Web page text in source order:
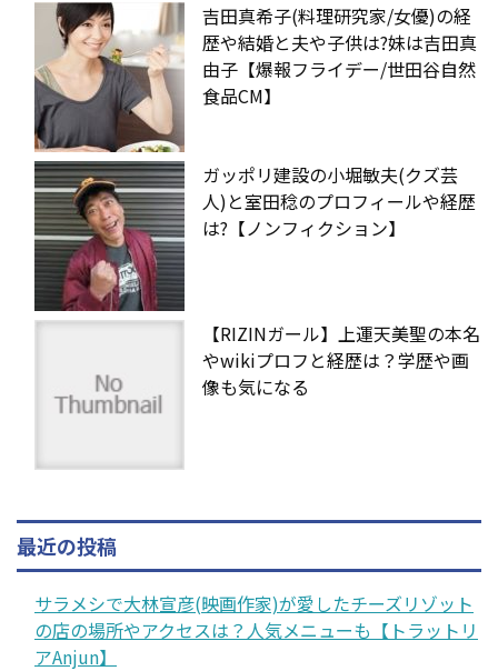
吉田真希子(料理研究家/女優)の経
歴や結婚と夫や子供は?妹は吉田真
由子【爆報フライデー/世田谷自然
食品CM】
ガッポリ建設の小堀敏夫(クズ芸
人)と室田稔のプロフィールや経歴
は?【ノンフィクション】
【RIZINガール】上運天美聖の本名
やwikiプロフと経歴は？学歴や画
像も気になる
最近の投稿
サラメシで大林宣彦(映画作家)が愛したチーズリゾット
の店の場所やアクセスは？人気メニューも【トラットリ
アAnjun】